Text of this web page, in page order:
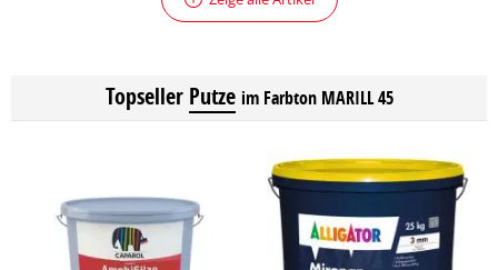
Topseller Putze im Farbton MARILL 45